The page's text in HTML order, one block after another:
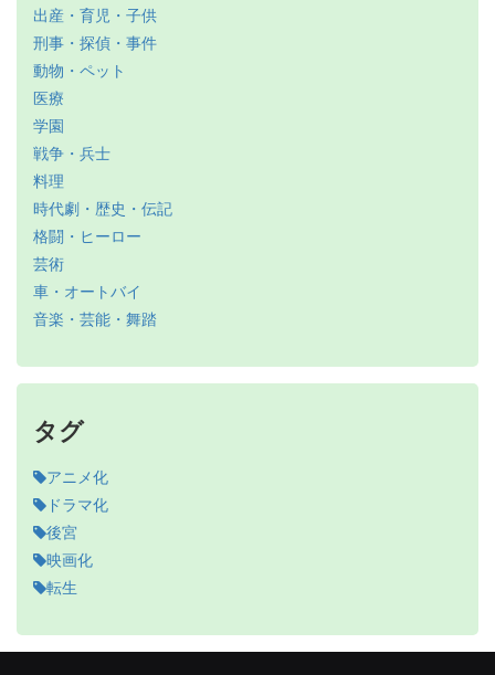
出産・育児・子供
刑事・探偵・事件
動物・ペット
医療
学園
戦争・兵士
料理
時代劇・歴史・伝記
格闘・ヒーロー
芸術
車・オートバイ
音楽・芸能・舞踏
タグ
アニメ化
ドラマ化
後宮
映画化
転生